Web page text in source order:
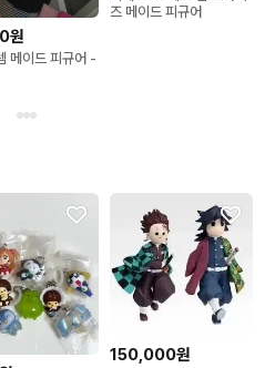
원
메이드 피규어 -
즈 메이드 피규어
150,000원